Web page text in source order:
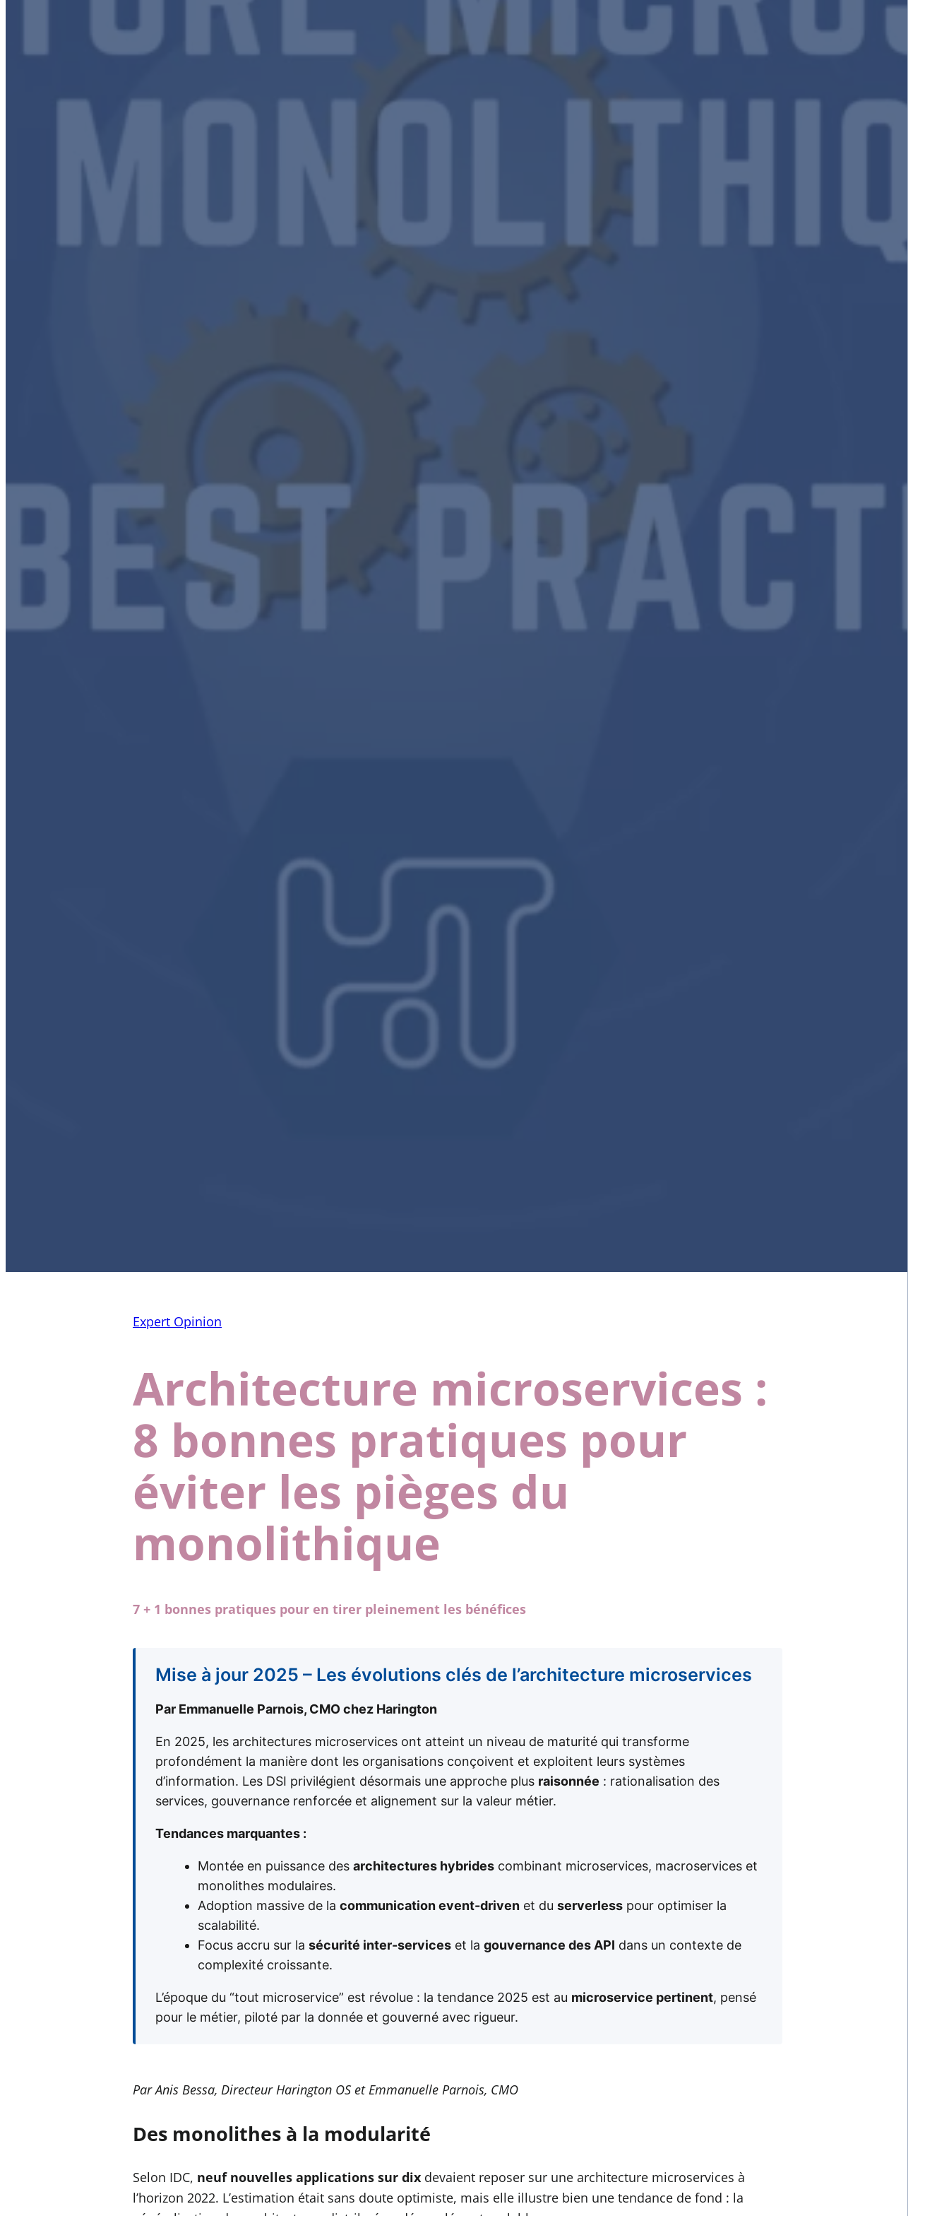
Expert Opinion
Architecture microservices :
8 bonnes pratiques pour
éviter les pièges du
monolithique
7 + 1 bonnes pratiques pour en tirer pleinement les bénéfices
Mise à jour 2025 – Les évolutions clés de l’architecture microservices
Par Emmanuelle Parnois, CMO chez Harington
En 2025, les architectures microservices ont atteint un niveau de maturité qui transforme
profondément la manière dont les organisations conçoivent et exploitent leurs systèmes
d’information. Les DSI privilégient désormais une approche plus raisonnée : rationalisation des
services, gouvernance renforcée et alignement sur la valeur métier.
Tendances marquantes :
Montée en puissance des architectures hybrides combinant microservices, macroservices et
monolithes modulaires.
Adoption massive de la communication event-driven et du serverless pour optimiser la
scalabilité.
Focus accru sur la sécurité inter-services et la gouvernance des API dans un contexte de
complexité croissante.
L’époque du “tout microservice” est révolue : la tendance 2025 est au microservice pertinent, pensé
pour le métier, piloté par la donnée et gouverné avec rigueur.
Par Anis Bessa, Directeur Harington OS et Emmanuelle Parnois, CMO
Des monolithes à la modularité
Selon IDC, neuf nouvelles applications sur dix devaient reposer sur une architecture microservices à
l’horizon 2022. L’estimation était sans doute optimiste, mais elle illustre bien une tendance de fond : la